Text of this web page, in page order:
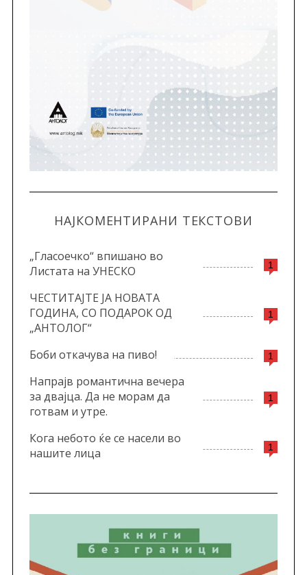
НАЈКОМЕНТИРАНИ ТЕКСТОВИ
1
„Гласоечко“ впишано во
Листата на УНЕСКО
1
ЧЕСТИТАЈТЕ ЈА НОВАТА
ГОДИНА, СО ПОДАРОК ОД
„АНТОЛОГ“
1
Боби откачува на пиво!
1
Напрајв романтична вечера
за двајца. Да не морам да
готвам и утре.
1
Кога небото ќе се насели во
нашите лица